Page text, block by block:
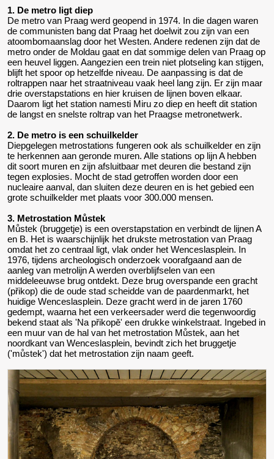
1. De metro ligt diep
De metro van Praag werd geopend in 1974. In die dagen waren
de communisten bang dat Praag het doelwit zou zijn van een
atoombomaanslag door het Westen. Andere redenen zijn dat de
metro onder de Moldau gaat en dat sommige delen van Praag op
een heuvel liggen. Aangezien een trein niet plotseling kan stijgen,
blijft het spoor op hetzelfde niveau. De aanpassing is dat de
roltrappen naar het straatniveau vaak heel lang zijn. Er zijn maar
drie overstapstations en hier kruisen de lijnen boven elkaar.
Daarom ligt het station namesti Miru zo diep en heeft dit station
de langst en snelste roltrap van het Praagse metronetwerk.
2. De metro is een schuilkelder
Diepgelegen metrostations fungeren ook als schuilkelder en zijn
te herkennen aan geronde muren. Alle stations op lijn A hebben
dit soort muren en zijn afsluitbaar met deuren die bestand zijn
tegen explosies. Mocht de stad getroffen worden door een
nucleaire aanval, dan sluiten deze deuren en is het gebied een
grote schuilkelder met plaats voor 300.000 mensen.
3. Metrostation Můstek
Můstek (bruggetje) is een overstapstation en verbindt de lijnen A
en B. Het is waarschijnlijk het drukste metrostation van Praag
omdat het zo centraal ligt, vlak onder het Wenceslasplein. In
1976, tijdens archeologisch onderzoek voorafgaand aan de
aanleg van metrolijn A werden overblijfselen van een
middeleeuwse brug ontdekt. Deze brug overspande een gracht
(přikop) die de oude stad scheidde van de paardenmarkt, het
huidige Wenceslasplein. Deze gracht werd in de jaren 1760
gedempt, waarna het een verkeersader werd die tegenwoordig
bekend staat als 'Na přikopě' een drukke winkelstraat. Ingebed in
een muur van de hal van het metrostation Můstek, aan het
noordkant van Wenceslasplein, bevindt zich het bruggetje
('můstek') dat het metrostation zijn naam geeft.